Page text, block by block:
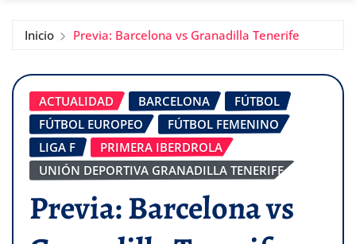
Inicio Previa: Barcelona vs Granadilla Tenerife
ACTUALIDAD BARCELONA
FÚTBOL
FÚTBOL EUROPEO
FÚTBOL FEMENINO
LIGA F
PRIMERA IBERDROLA
UNIÓN DEPORTIVA GRANADILLA TENERIFE
Previa: Barcelona vs